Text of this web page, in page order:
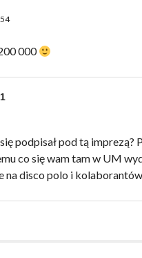
000
podpisał pod tą imprezą?
co się wam tam w UM
na disco polo i